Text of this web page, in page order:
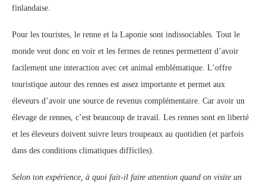
finlandaise.
Pour les touristes, le renne et la Laponie sont indissociables. Tout le
monde veut donc en voir et les fermes de rennes permettent d’avoir
facilement une interaction avec cet animal emblématique. L’offre
touristique autour des rennes est assez importante et permet aux
éleveurs d’avoir une source de revenus complémentaire. Car avoir un
élevage de rennes, c’est beaucoup de travail. Les rennes sont en liberté
et les éleveurs doivent suivre leurs troupeaux au quotidien (et parfois
dans des conditions climatiques difficiles).
Selon ton expérience, à quoi fait-il faire attention quand on visite un